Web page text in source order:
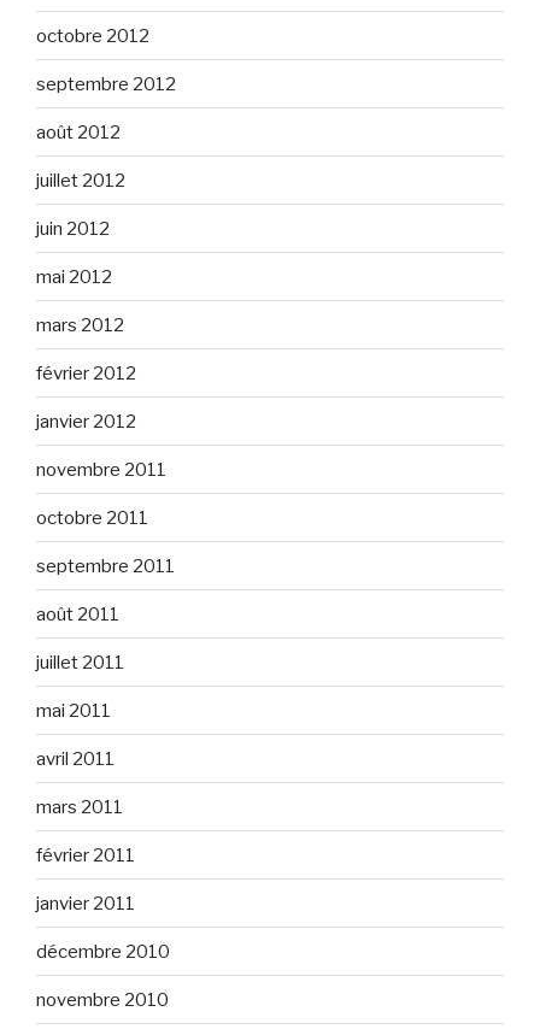
octobre 2012
septembre 2012
août 2012
juillet 2012
juin 2012
mai 2012
mars 2012
février 2012
janvier 2012
novembre 2011
octobre 2011
septembre 2011
août 2011
juillet 2011
mai 2011
avril 2011
mars 2011
février 2011
janvier 2011
décembre 2010
novembre 2010